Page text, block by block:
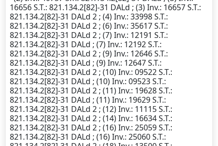
16656S.T.: 821.134.2[82]-31 DALd ; (3)Inv.: 16657S.T.:
821.134.2[82]-31 DALd 2 ; (4)Inv.: 33998S.T.:
821.134.2[82]-31 DALd 2 ; (6)Inv.: 35617S.T.:
821.134.2[82]-31 DALd 2 ; (7)Inv.: 12191 S.T.:
821.134.2[82]-31 DALd ; (7)Inv.: 12192S.T.:
821.134.2[82]-31 DALd 2 ; (9)Inv.: 12646S.T.:
821.134.2[82]-31 DALd ; (9)Inv.: 12647S.T.:
821.134.2[82]-31 DALd 2 ; (10)Inv.: 09522S.T.:
821.134.2[82]-31 DALd ; (10)Inv.: 09523S.T.:
821.134.2[82]-31 DALd 2 ; (11)Inv.: 19628S.T.:
821.134.2[82]-31 DALd ; (11)Inv.: 19629S.T.:
821.134.2[82]-31 DALd 2 ; (12)Inv.: 11115S.T.:
821.134.2[82]-31 DALd 2 ; (14)Inv.: 16634S.T.:
821.134.2[82]-31 DALd 2 ; (16)Inv.: 25059S.T.:
821.134.2[82]-31 DALd ; (16)Inv.: 25060S.T.: